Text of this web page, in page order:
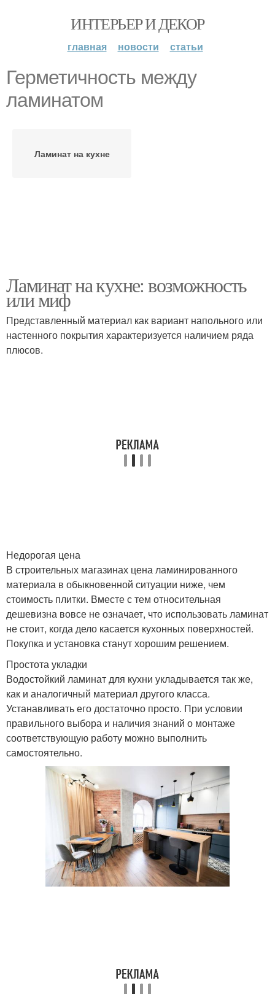
ИНТЕРЬЕР И ДЕКОР
главная новости статьи
Герметичность между
ламинатом
Ламинат на кухне
Ламинат на кухне: возможность
или миф
Представленный материал как вариант напольного или
настенного покрытия характеризуется наличием ряда
плюсов.
Недорогая цена
В строительных магазинах цена ламинированного
материала в обыкновенной ситуации ниже, чем
стоимость плитки. Вместе с тем относительная
дешевизна вовсе не означает, что использовать ламинат
не стоит, когда дело касается кухонных поверхностей.
Покупка и установка станут хорошим решением.
Простота укладки
Водостойкий ламинат для кухни укладывается так же,
как и аналогичный материал другого класса.
Устанавливать его достаточно просто. При условии
правильного выбора и наличия знаний о монтаже
соответствующую работу можно выполнить
самостоятельно.